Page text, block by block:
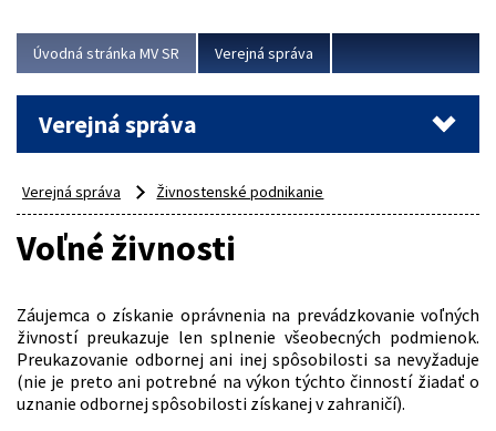
Úvodná stránka MV SR Verejná správa
Verejná správa
Verejná správa Živnostenské podnikanie
Voľné živnosti
Záujemca o získanie oprávnenia na prevádzkovanie voľných
živností preukazuje len splnenie všeobecných podmienok.
Preukazovanie odbornej ani inej spôsobilosti sa nevyžaduje
(nie je preto ani potrebné na výkon týchto činností žiadať o
uznanie odbornej spôsobilosti získanej v zahraničí).